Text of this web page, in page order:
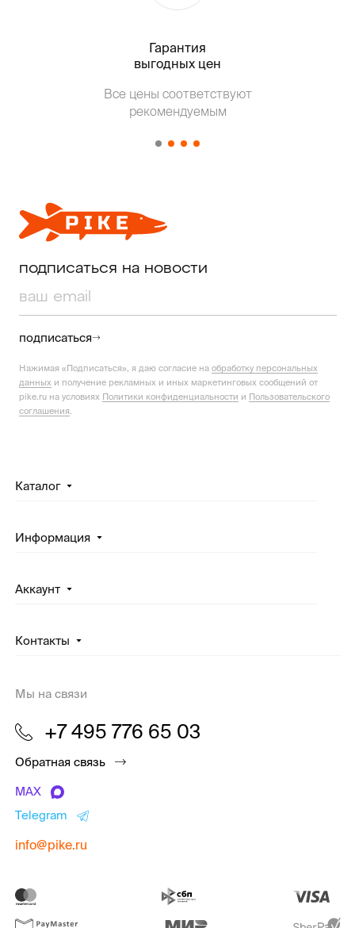
Гарантия
выгодных цен
Все цены соответствуют
рекомендуемым
подписаться на новости
подписаться
Нажимая «Подписаться», я даю согласие на обработку персональных
данных и получение рекламных и иных маркетинговых сообщений от
pike.ru на условиях Политики конфиденциальности и Пользовательского
соглашения
Каталог
Информация
Аккаунт
Контакты
Мы на связи
+7 495 776 65 03
Обратная связь
MAX
Telegram
info@pike.ru